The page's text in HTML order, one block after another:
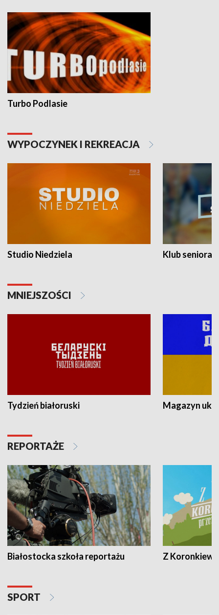
Turbo Podlasie
WYPOCZYNEK I REKREACJA
Studio Niedziela Klub seniora
MNIEJSZOŚCI
Tydzień białoruski Magazyn
REPORTAŻE
Białostocka szkoła reportażu Z
SPORT